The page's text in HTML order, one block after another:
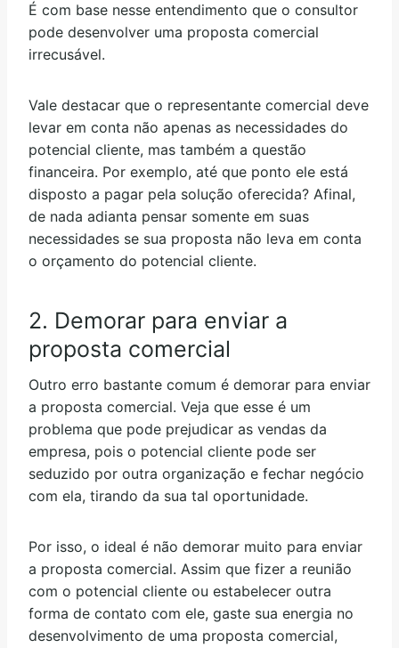
É com base nesse entendimento que o consultor
pode desenvolver uma proposta comercial
irrecusável.
Vale destacar que o representante comercial deve
levar em conta não apenas as necessidades do
potencial cliente, mas também a questão
financeira. Por exemplo, até que ponto ele está
disposto a pagar pela solução oferecida? Afinal,
de nada adianta pensar somente em suas
necessidades se sua proposta não leva em conta
o orçamento do potencial cliente.
2. Demorar para enviar a
proposta comercial
Outro erro bastante comum é demorar para enviar
a proposta comercial. Veja que esse é um
problema que pode prejudicar as vendas da
empresa, pois o potencial cliente pode ser
seduzido por outra organização e fechar negócio
com ela, tirando da sua tal oportunidade.
Por isso, o ideal é não demorar muito para enviar
a proposta comercial. Assim que fizer a reunião
com o potencial cliente ou estabelecer outra
forma de contato com ele, gaste sua energia no
desenvolvimento de uma proposta comercial,